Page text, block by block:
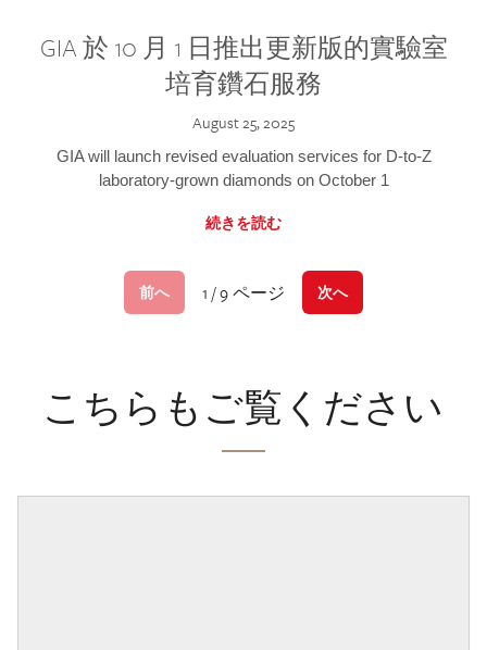
GIA 於 10 月 1 日推出更新版的實驗室
培育鑽石服務
August 25, 2025
GIA will launch revised evaluation services for D-to-Z
laboratory-grown diamonds on October 1
続きを読む
前へ 1 / 9 ページ 次へ
こちらもご覧ください